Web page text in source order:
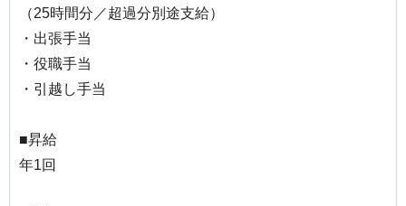
（25時間分／超過分別途支給）
・出張手当
・役職手当
・引越し手当
■昇給
年1回